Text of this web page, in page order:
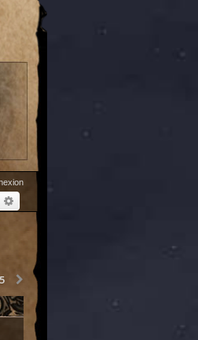
Rechercher
5 Suivant